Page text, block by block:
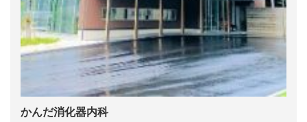
かんだ消化器内科